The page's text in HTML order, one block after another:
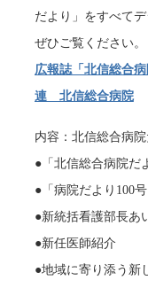
だより」をすべてデ
ぜひご覧ください。
広報誌「北信総合
連 北信総合病院
内容：北信総合病
●「北信総合病院だ
●「病院だより100
●新統括看護部長あ
●新任医師紹介
●地域に寄り添う新